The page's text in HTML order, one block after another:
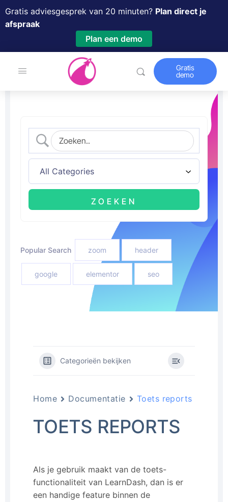
Gratis adviesgesprek van 20 minuten? Plan direct je
afspraak
Plan een demo
Gratis
demo
Popular Search zoom header
google elementor seo
Categorieën bekijken
Home Documentatie Toets reports
TOETS REPORTS
Als je gebruik maakt van de toets-
functionaliteit van LearnDash, dan is er
een handige feature binnen de